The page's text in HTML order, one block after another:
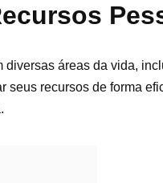
áreas da vida,
seus recursos de forma